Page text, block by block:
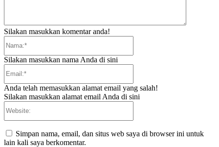
Silakan masukkan komentar anda!
Silakan masukkan nama Anda di sini
Anda telah memasukkan alamat email yang salah!
Silakan masukkan alamat email Anda di sini
Simpan nama, email, dan situs web saya di browser ini untuk
lain kali saya berkomentar.